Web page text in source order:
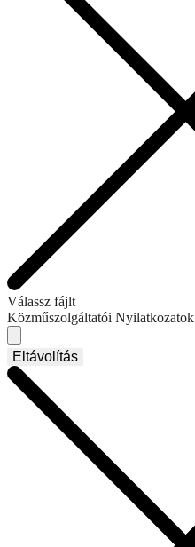
Válassz fájlt
Közműszolgáltatói Nyilatkozatok
Eltávolítás